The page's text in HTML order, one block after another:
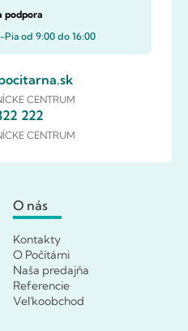
podpora
od 9:00 do 16:00
CENTRUM
222
CENTRUM
O nás
Kontakty
O Počítárni
Naša predajňa
Referencie
Veľkoobchod